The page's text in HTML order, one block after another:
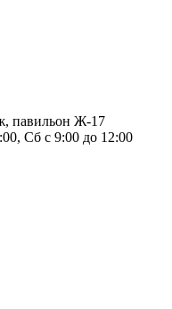
павильон Ж-17
Сб с 9:00 до 12:00